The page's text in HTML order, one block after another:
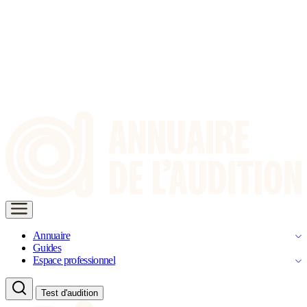
Annuaire
Guides
Espace professionnel
Test d'audition